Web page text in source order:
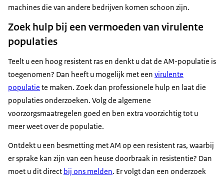
machines die van andere bedrijven komen schoon zijn.
Zoek hulp bij een vermoeden van virulente
populaties
Teelt u een hoog resistent ras en denkt u dat de AM-populatie is
toegenomen? Dan heeft u mogelijk met een virulente
populatie te maken. Zoek dan professionele hulp en laat die
populaties onderzoeken. Volg de algemene
voorzorgsmaatregelen goed en ben extra voorzichtig tot u
meer weet over de populatie.
Ontdekt u een besmetting met AM op een resistent ras, waarbij
er sprake kan zijn van een heuse doorbraak in resistentie? Dan
moet u dit direct bij ons melden. Er volgt dan een onderzoek